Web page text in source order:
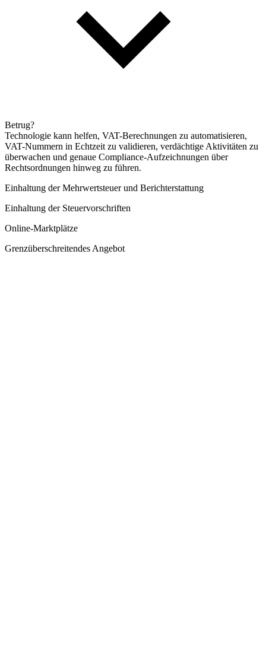
Betrug?
Technologie kann helfen, VAT-Berechnungen zu automatisieren,
VAT-Nummern in Echtzeit zu validieren, verdächtige Aktivitäten zu
überwachen und genaue Compliance-Aufzeichnungen über
Rechtsordnungen hinweg zu führen.
Einhaltung der Mehrwertsteuer und Berichterstattung
Einhaltung der Steuervorschriften
Online-Marktplätze
Grenzüberschreitendes Angebot